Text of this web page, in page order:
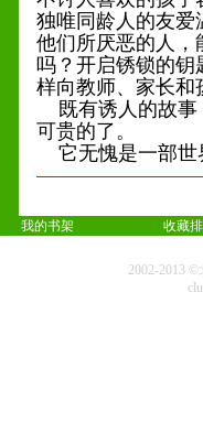
独唯同龄人的友爱
他们所厌恶的人，
吗？开启锈锁的钥
样向教师、家长和
既有诱人的故事
可贵的了。
它无愧是一部世
我的书架 收藏
2002-2013